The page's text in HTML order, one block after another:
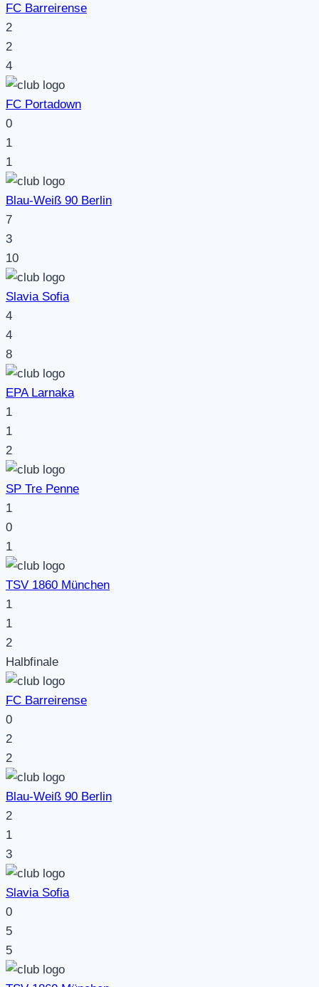
FC Barreirense
2
2
4
FC Portadown
0
1
1
Blau-Weiß 90 Berlin
7
3
10
Slavia Sofia
4
4
8
EPA Larnaka
1
1
2
SP Tre Penne
1
0
1
TSV 1860 München
1
1
2
Halbfinale
FC Barreirense
0
2
2
Blau-Weiß 90 Berlin
2
1
3
Slavia Sofia
0
5
5